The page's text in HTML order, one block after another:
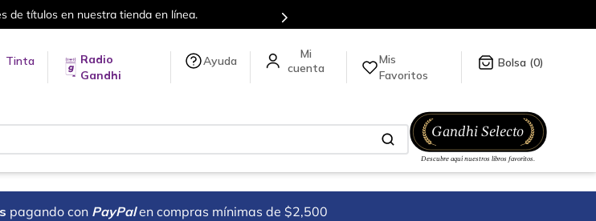
de títulos en nuestra tienda en línea.
Tinta
Radio
Gandhi
Ayuda
Mis
Favoritos
0
pagando con PayPal en compras mínimas de $2,500